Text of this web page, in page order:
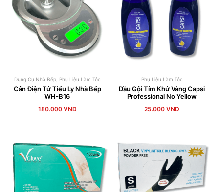
Dụng Cụ Nhà Bếp, Phụ Liệu Làm Tóc
Cân Điện Tử Tiểu Ly Nhà Bếp
WH-B16
180.000 VND
Phụ Liệu Làm Tóc
Dầu Gội Tím Khử Vàng Capsi
Professional No Yellow
25.000 VND